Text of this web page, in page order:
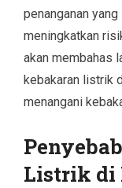
penanganan
meningkatkan
akan membahas
kebakaran listrik
menangani
Listrik di